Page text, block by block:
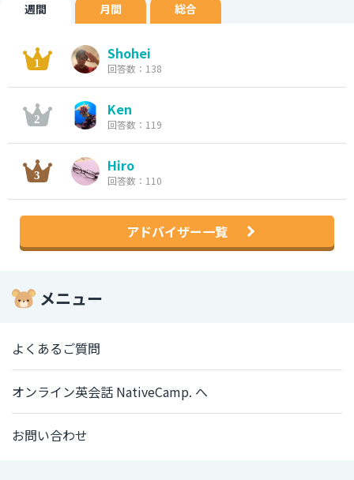
週間 月間 総合
Shohei
回答数：138
Ken
回答数：119
Hiro
回答数：110
アドバイザー一覧
メニュー
よくあるご質問
オンライン英会話 NativeCamp. へ
お問い合わせ